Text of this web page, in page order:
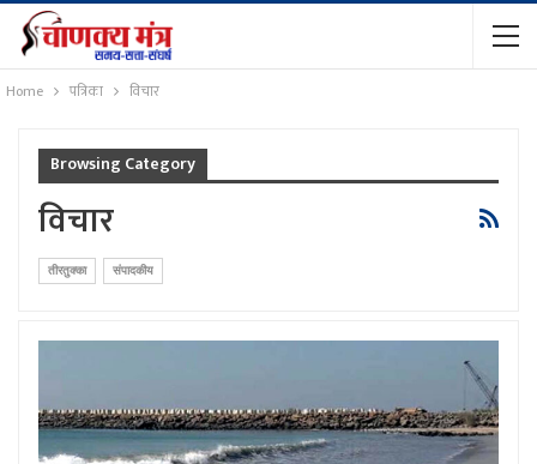
Home पत्रिका विचार
Browsing Category
विचार
तीरतुक्का संपादकीय